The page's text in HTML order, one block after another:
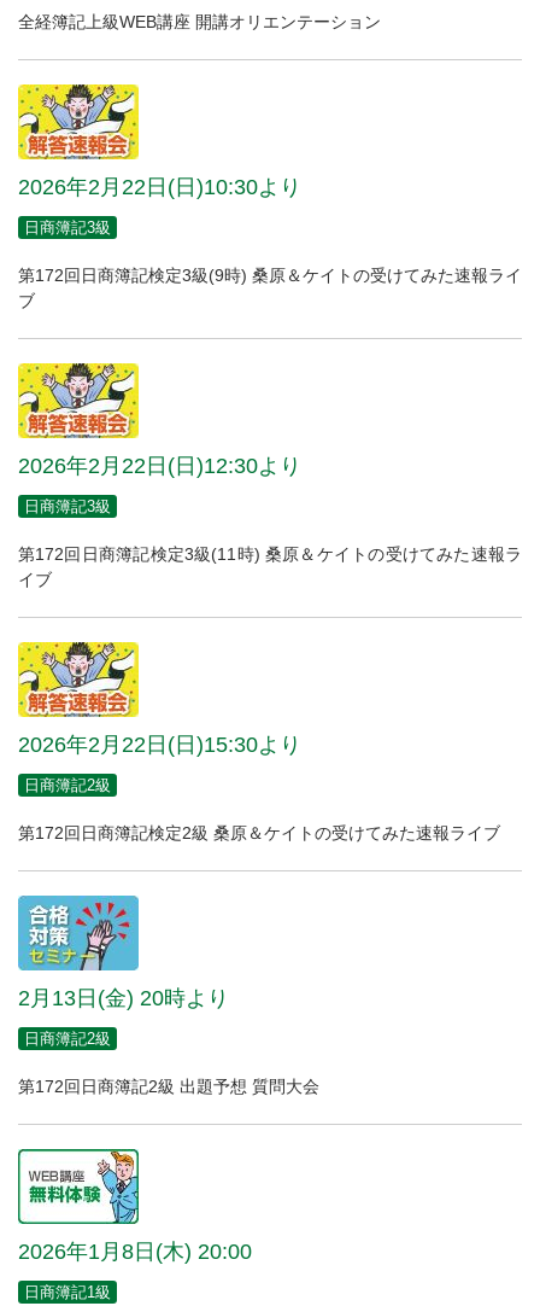
全経簿記上級WEB講座 開講オリエンテーション
2026年2月22日(日)10:30より
日商簿記3級
第172回日商簿記検定3級(9時) 桑原＆ケイトの受けてみた速報ライ
ブ
2026年2月22日(日)12:30より
日商簿記3級
第172回日商簿記検定3級(11時) 桑原＆ケイトの受けてみた速報ラ
イブ
2026年2月22日(日)15:30より
日商簿記2級
第172回日商簿記検定2級 桑原＆ケイトの受けてみた速報ライブ
2月13日(金) 20時より
日商簿記2級
第172回日商簿記2級 出題予想 質問大会
2026年1月8日(木) 20:00
日商簿記1級